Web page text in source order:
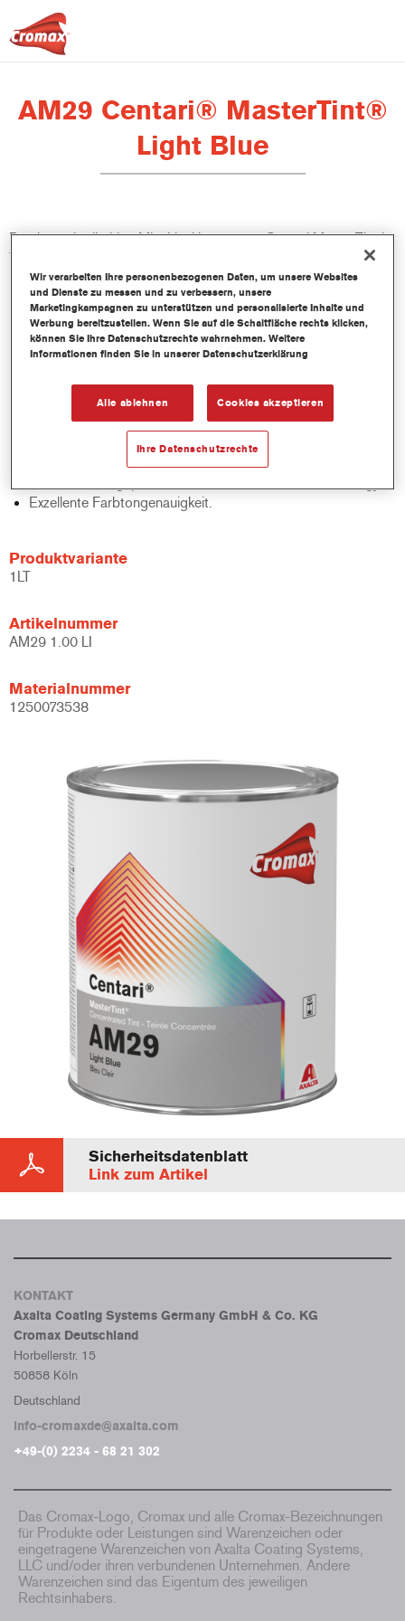
AM29 Centari® MasterTint®
Light Blue
Das lösemittelhaltige Mischlackkonzentrat Centari MasterTint ist
Teil des Centari Decklack- und Basislack-Systems.
Produktmerkmale
Unverwechselbares, Vielseitiges und einfach zu
handhabenes Reparaturlacksystem.
Ein Mischbanksystem liefert alle lösemittelbasierenden
Lackqualitäten-medium - und high Solid Decklacke und
Basislacke.
Schnelle Bestandskontrolle.
Schnelle Materialverwaltung.
Spart Lagerplatz.
Exzellente Farbtongenauigkeit.
Produktvariante
1LT
Artikelnummer
AM29 1.00 LI
Materialnummer
1250073538
Sicherheitsdatenblatt
Link zum Artikel
KONTAKT
Axalta Coating Systems Germany GmbH & Co. KG
Cromax Deutschland
Horbellerstr. 15
50858 Köln
Deutschland
info-cromaxde@axalta.com
+49-(0) 2234 - 68 21 302
Das Cromax-Logo, Cromax und alle Cromax-Bezeichnungen
für Produkte oder Leistungen sind Warenzeichen oder
eingetragene Warenzeichen von Axalta Coating Systems,
LLC und/oder ihren verbundenen Unternehmen. Andere
Warenzeichen sind das Eigentum des jeweiligen
Rechtsinhabers.
Wir verarbeiten Ihre personenbezogenen Daten, um unsere Websites
und Dienste zu messen und zu verbessern, unsere
Marketingkampagnen zu unterstützen und personalisierte Inhalte und
Werbung bereitzustellen. Wenn Sie auf die Schaltfläche rechts klicken,
können Sie Ihre Datenschutzrechte wahrnehmen. Weitere
Informationen finden Sie in unserer Datenschutzerklärung
Alle ablehnen Cookies akzeptieren
Ihre Datenschutzrechte